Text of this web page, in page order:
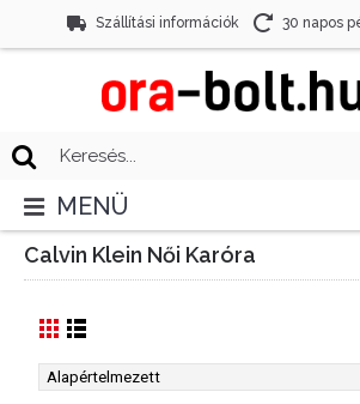
Szállítási információk 30 napos
MENÜ
Calvin Klein Női Karóra